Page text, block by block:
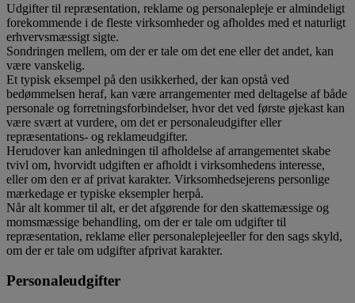
Udgifter til repræsentation, reklame og personalepleje er almindeligt
forekommende i de fleste virksomheder og afholdes med et naturligt
erhvervsmæssigt sigte.
Sondringen mellem, om der er tale om det ene eller det andet, kan
være vanskelig.
Et typisk eksempel på den usikkerhed, der kan opstå ved
bedømmelsen heraf, kan være arrangementer med deltagelse af både
personale og forretningsforbindelser, hvor det ved første øjekast kan
være svært at vurdere, om det er personaleudgifter eller
repræsentations- og reklameudgifter.
Herudover kan anledningen til afholdelse af arrangementet skabe
tvivl om, hvorvidt udgiften er afholdt i virksomhedens interesse,
eller om den er af privat karakter. Virksomhedsejerens personlige
mærkedage er typiske eksempler herpå.
Når alt kommer til alt, er det afgørende for den skattemæssige og
momsmæssige behandling, om der er tale om udgifter til
repræsentation, reklame eller personaleplejeeller for den sags skyld,
om der er tale om udgifter afprivat karakter.
Personaleudgifter